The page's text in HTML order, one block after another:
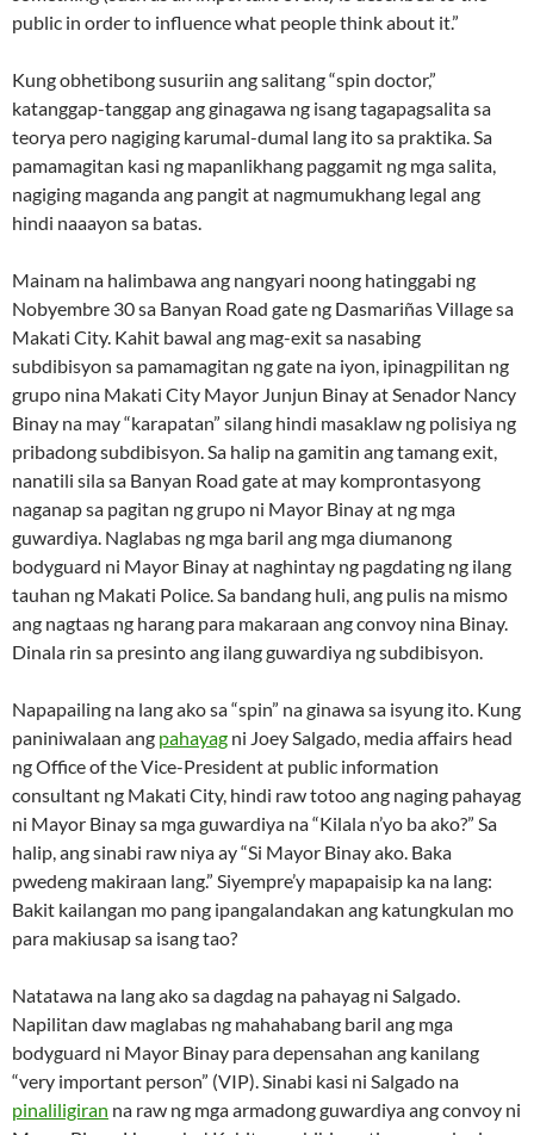
public in order to influence what people think about it.”
Kung obhetibong susuriin ang salitang “spin doctor,”
katanggap-tanggap ang ginagawa ng isang tagapagsalita sa
teorya pero nagiging karumal-dumal lang ito sa praktika. Sa
pamamagitan kasi ng mapanlikhang paggamit ng mga salita,
nagiging maganda ang pangit at nagmumukhang legal ang
hindi naaayon sa batas.
Mainam na halimbawa ang nangyari noong hatinggabi ng
Nobyembre 30 sa Banyan Road gate ng Dasmariñas Village sa
Makati City. Kahit bawal ang mag-exit sa nasabing
subdibisyon sa pamamagitan ng gate na iyon, ipinagpilitan ng
grupo nina Makati City Mayor Junjun Binay at Senador Nancy
Binay na may “karapatan” silang hindi masaklaw ng polisiya ng
pribadong subdibisyon. Sa halip na gamitin ang tamang exit,
nanatili sila sa Banyan Road gate at may komprontasyong
naganap sa pagitan ng grupo ni Mayor Binay at ng mga
guwardiya. Naglabas ng mga baril ang mga diumanong
bodyguard ni Mayor Binay at naghintay ng pagdating ng ilang
tauhan ng Makati Police. Sa bandang huli, ang pulis na mismo
ang nagtaas ng harang para makaraan ang convoy nina Binay.
Dinala rin sa presinto ang ilang guwardiya ng subdibisyon.
Napapailing na lang ako sa “spin” na ginawa sa isyung ito. Kung
paniniwalaan ang pahayag ni Joey Salgado, media affairs head
ng Office of the Vice-President at public information
consultant ng Makati City, hindi raw totoo ang naging pahayag
ni Mayor Binay sa mga guwardiya na “Kilala n’yo ba ako?” Sa
halip, ang sinabi raw niya ay “Si Mayor Binay ako. Baka
pwedeng makiraan lang.” Siyempre’y mapapaisip ka na lang:
Bakit kailangan mo pang ipangalandakan ang katungkulan mo
para makiusap sa isang tao?
Natatawa na lang ako sa dagdag na pahayag ni Salgado.
Napilitan daw maglabas ng mahahabang baril ang mga
bodyguard ni Mayor Binay para depensahan ang kanilang
“very important person” (VIP). Sinabi kasi ni Salgado na
pinaliligiran na raw ng mga armadong guwardiya ang convoy ni